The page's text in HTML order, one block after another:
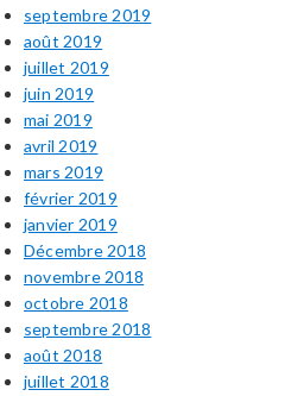
septembre 2019
août 2019
juillet 2019
juin 2019
mai 2019
avril 2019
mars 2019
février 2019
janvier 2019
Décembre 2018
novembre 2018
octobre 2018
septembre 2018
août 2018
juillet 2018